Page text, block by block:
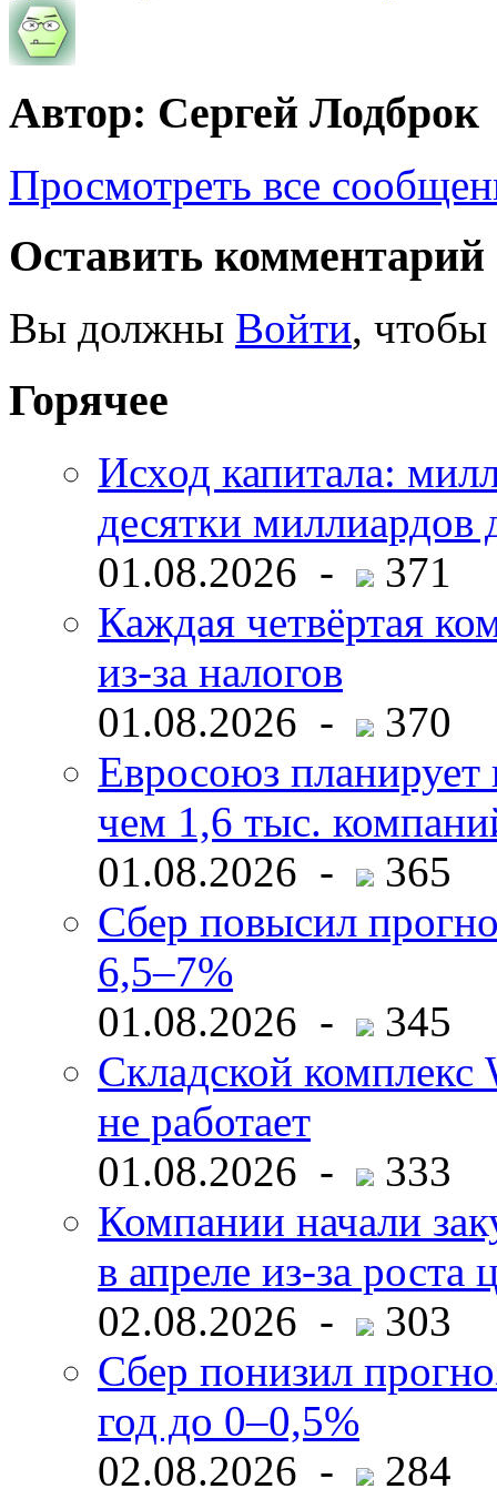
Автор: Сергей Лодброк
Просмотреть все
Оставить комментарий
Вы должны Войти, чтобы
Горячее
Исход капитала:
десятки миллиардов
01.08.2026 -
371
Каждая четвёртая
из-за налогов
01.08.2026 -
370
Евросоюз планирует
чем 1,6 тыс.
01.08.2026 -
365
Сбер повысил
6,5–7%
01.08.2026 -
345
Складской комплекс
не работает
01.08.2026 -
333
Компании начали
в апреле из-за роста
02.08.2026 -
303
Сбер понизил
год до 0–0,5%
02.08.2026 -
284